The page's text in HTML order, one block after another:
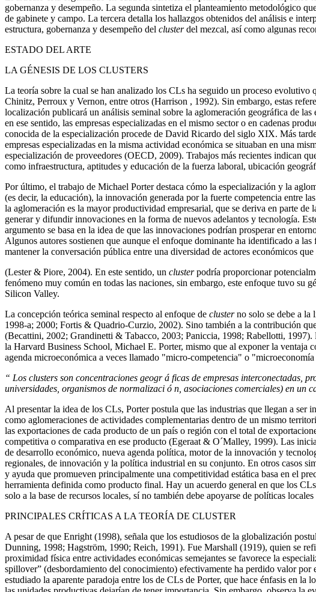
gobernanza y desempeño. La segunda sintetiza el planteamiento metodológico
de gabinete y campo. La tercera detalla los hallazgos obtenidos del análisis e
estructura, gobernanza y desempeño del clusterdel mezcal, así como algunas
ESTADO DEL ARTE
LA GÉNESIS DE LOS CLUSTERS
La teoría sobre la cual se han analizado los CLs ha seguido un proceso
Chinitz, Perroux y Vernon, entre otros (Harrison , 1992). Sin embargo, estas
localización publicará un análisis seminal sobre la aglomeración geográfica de
en ese sentido, las empresas especializadas en el mismo sector o en cadenas
conocida de la especialización procede de David Ricardo del siglo XIX. Más
empresas especializadas en la misma actividad económica se situaban en una
especialización de proveedores (OECD, 2009). Trabajos más recientes indican
como infraestructura, aptitudes y educación de la fuerza laboral, ubicación
Por último, el trabajo de Michael Porter destaca cómo la especialización y la
(es decir, la educación), la innovación generada por la fuerte competencia entre
la aglomeración es la mayor productividad empresarial, que se deriva en parte
generar y difundir innovaciones en la forma de nuevos adelantos y tecnología.
argumento se basa en la idea de que las innovaciones podrían prosperar en
Algunos autores sostienen que aunque el enfoque dominante ha identificado a
mantener la conversación pública entre una diversidad de actores económicos
(Lester & Piore, 2004). En este sentido, un clusterpodría proporcionar
fenómeno muy común en todas las naciones, sin embargo, este enfoque tuvo su
Silicon Valley.
La concepción teórica seminal respecto al enfoque de clusterno solo se debe a la
1998-a; 2000; Fortis & Quadrio-Curzio, 2002). Sino también a la contribución
(Becattini, 2002; Grandinetti & Tabacco, 2003; Paniccia, 1998; Rabellotti,
la Harvard Business School, Michael E. Porter, mismo que al exponer la ventaja
agenda microeconómica a veces llamado "micro-competencia" o
“ Los clusters son concentraciones geogr á ficas de empresas interconectadas,
universidades, organismos de normalizaci ó n, asociaciones comerciales) en un
Al presentar la idea de los CLs, Porter postula que las industrias que llegan a ser
como aglomeraciones de actividades complementarias dentro de un mismo
las exportaciones de cada producto de un país o región con el total de
competitiva o comparativa en ese producto (Egeraat & O´Malley, 1999). Las
de desarrollo económico, nueva agenda política, motor de la innovación y
regionales, de innovación y la política industrial en su conjunto. En otros casos
y ayuda que promueven principalmente una competitividad estática basa en el
herramienta definida como producto final. Hay un acuerdo general en que los
solo a la base de recursos locales, sí no también debe apoyarse de políticas
PRINCIPALES CRÍTICAS A LA TEORÍA DE CLUSTER
A pesar de que Enright (1998), señala que los estudiosos de la globalización
Dunning, 1998; Hagström, 1990; Reich, 1991). Fue Marshall (1919), quien se
proximidad física entre actividades económicas semejantes se favorece la
spillover” (desbordamiento del conocimiento) efectivamente ha perdido valor
estudiado la aparente paradoja entre los de CLs de Porter, que hace énfasis en